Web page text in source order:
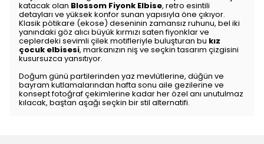
katacak olan Blossom Fiyonk Elbise, retro esintili
detayları ve yüksek konfor sunan yapısıyla öne çıkıyor.
Klasik pötikare (ekose) deseninin zamansız ruhunu, bel iki
yanındaki göz alıcı büyük kırmızı saten fiyonklar ve
ceplerdeki sevimli çilek motifleriyle buluşturan bu kız
çocuk elbisesi, markanızın niş ve seçkin tasarım çizgisini
kusursuzca yansıtıyor.
Doğum günü partilerinden yaz mevlütlerine, düğün ve
bayram kutlamalarından hafta sonu aile gezilerine ve
konsept fotoğraf çekimlerine kadar her özel anı unutulmaz
kılacak, baştan aşağı seçkin bir stil alternatifi.